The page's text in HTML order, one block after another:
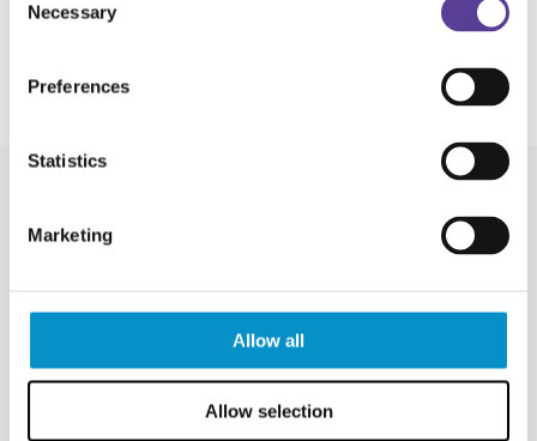
Necessary
Preferences
Statistics
Marketing
Allow all
Allow selection
Industrier